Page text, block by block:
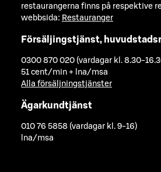
restaurangerna finns på respektive
webbsida: Restauranger
Försäljingstjänst,
0300 870 020 (vardagar kl. 8.30-
51 cent/min + lna/msa
Alla försäljningstjänster
Ägarkundtjänst
010 76 5858 (vardagar kl. 9-16)
lna/msa